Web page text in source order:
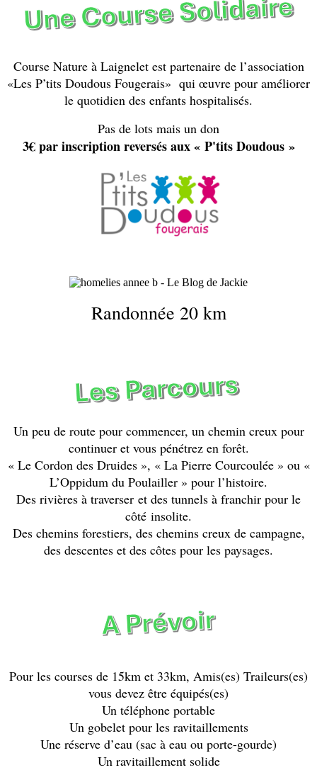
Course Nature à Laignelet est partenaire de l’association
«Les P’tits Doudous Fougerais» qui œuvre pour améliorer
le quotidien des enfants hospitalisés.
Pas de lots mais un don
3€ par inscription reversés aux « P'tits Doudous »
Randonnée 20 km
Un peu de route pour commencer, un chemin creux pour
continuer et vous pénétrez en forêt.
« Le Cordon des Druides », « La Pierre Courcoulée » ou «
L’Oppidum du Poulailler » pour l’histoire.
Des rivières à traverser et des tunnels à franchir pour le
côté insolite.
Des chemins forestiers, des chemins creux de campagne,
des descentes et des côtes pour les paysages.
Pour les courses de 15km et 33km, Amis(es) Traileurs(es)
vous devez être équipés(es)
Un téléphone portable
Un gobelet pour les ravitaillements
Une réserve d’eau (sac à eau ou porte-gourde)
Un ravitaillement solide